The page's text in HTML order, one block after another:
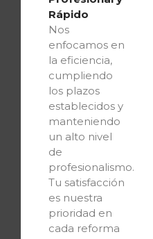
Rápido
Nos
enfocamos en
la eficiencia,
cumpliendo
los plazos
establecidos y
manteniendo
un alto nivel
de
profesionalismo.
Tu satisfacción
es nuestra
prioridad en
cada reforma